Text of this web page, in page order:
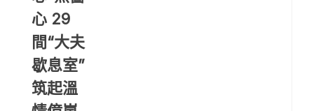
心 29
間“大夫
歇息室”
筑起溫